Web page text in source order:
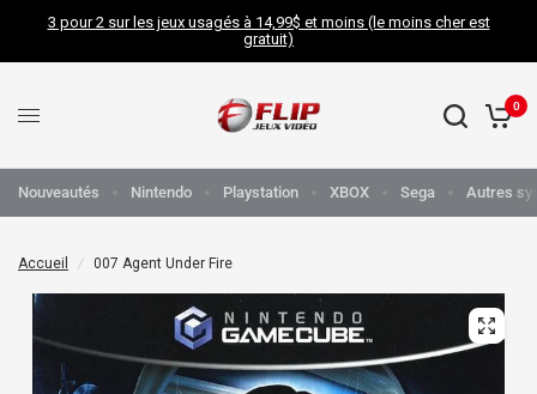
3 pour 2 sur les jeux usagés à 14,99$ et moins (le moins cher est
gratuit)
0
Nouveautés Nintendo Playstation XBOX Sega Autres
Accueil / 007 Agent Under Fire